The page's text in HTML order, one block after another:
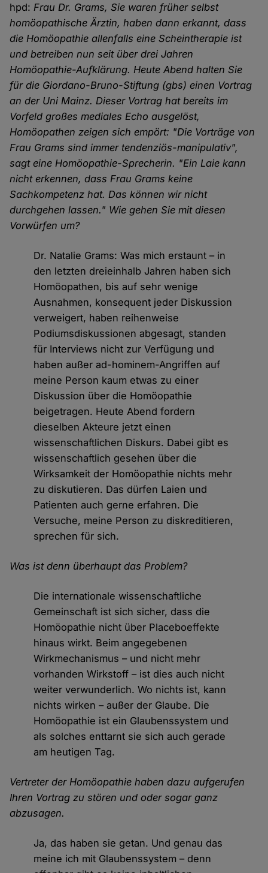
hpd:Frau Dr. Grams, Sie waren früher selbst
homöopathische Ärztin, haben dann erkannt, dass
die Homöopathie allenfalls eine Scheintherapie ist
und betreiben nun seit über drei Jahren
Homöopathie-Aufklärung. Heute Abend halten Sie
für die Giordano-Bruno-Stiftung (gbs) einen Vortrag
an der Uni Mainz. Dieser Vortrag hat bereits im
Vorfeld großes mediales Echo ausgelöst,
Homöopathen zeigen sich empört: "Die Vorträge von
Frau Grams sind immer tendenziös-manipulativ",
sagt eine Homöopathie-Sprecherin. "Ein Laie kann
nicht erkennen, dass Frau Grams keine
Sachkompetenz hat. Das können wir nicht
durchgehen lassen." Wie gehen Sie mit diesen
Vorwürfen um?
Dr. Natalie Grams: Was mich erstaunt – in
den letzten dreieinhalb Jahren haben sich
Homöopathen, bis auf sehr wenige
Ausnahmen, konsequent jeder Diskussion
verweigert, haben reihenweise
Podiumsdiskussionen abgesagt, standen
für Interviews nicht zur Verfügung und
haben außer ad-hominem-Angriffen auf
meine Person kaum etwas zu einer
Diskussion über die Homöopathie
beigetragen. Heute Abend fordern
dieselben Akteure jetzt einen
wissenschaftlichen Diskurs. Dabei gibt es
wissenschaftlich gesehen über die
Wirksamkeit der Homöopathie nichts mehr
zu diskutieren. Das dürfen Laien und
Patienten auch gerne erfahren. Die
Versuche, meine Person zu diskreditieren,
sprechen für sich.
Was ist denn überhaupt das Problem?
Die internationale wissenschaftliche
Gemeinschaft ist sich sicher, dass die
Homöopathie nicht über Placeboeffekte
hinaus wirkt. Beim angegebenen
Wirkmechanismus – und nicht mehr
vorhanden Wirkstoff – ist dies auch nicht
weiter verwunderlich. Wo nichts ist, kann
nichts wirken – außer der Glaube. Die
Homöopathie ist ein Glaubenssystem und
als solches enttarnt sie sich auch gerade
am heutigen Tag.
Vertreter der Homöopathie haben dazu aufgerufen
Ihren Vortrag zu stören und oder sogar ganz
abzusagen.
Ja, das haben sie getan. Und genau das
meine ich mit Glaubenssystem – denn